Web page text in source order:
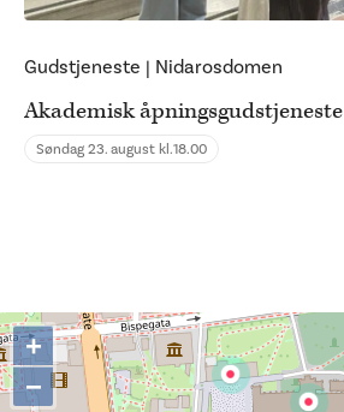
Gudstjeneste | Nidarosdomen
Akademisk åpningsgudstjeneste
Søndag 23. august kl.18.00
+
−